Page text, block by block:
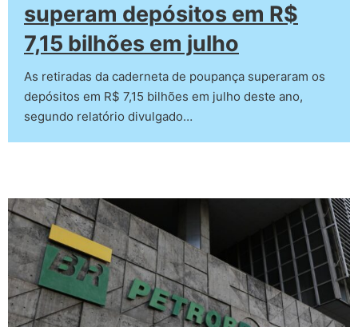
superam depósitos em R$
7,15 bilhões em julho
As retiradas da caderneta de poupança superaram os
depósitos em R$ 7,15 bilhões em julho deste ano,
segundo relatório divulgado…